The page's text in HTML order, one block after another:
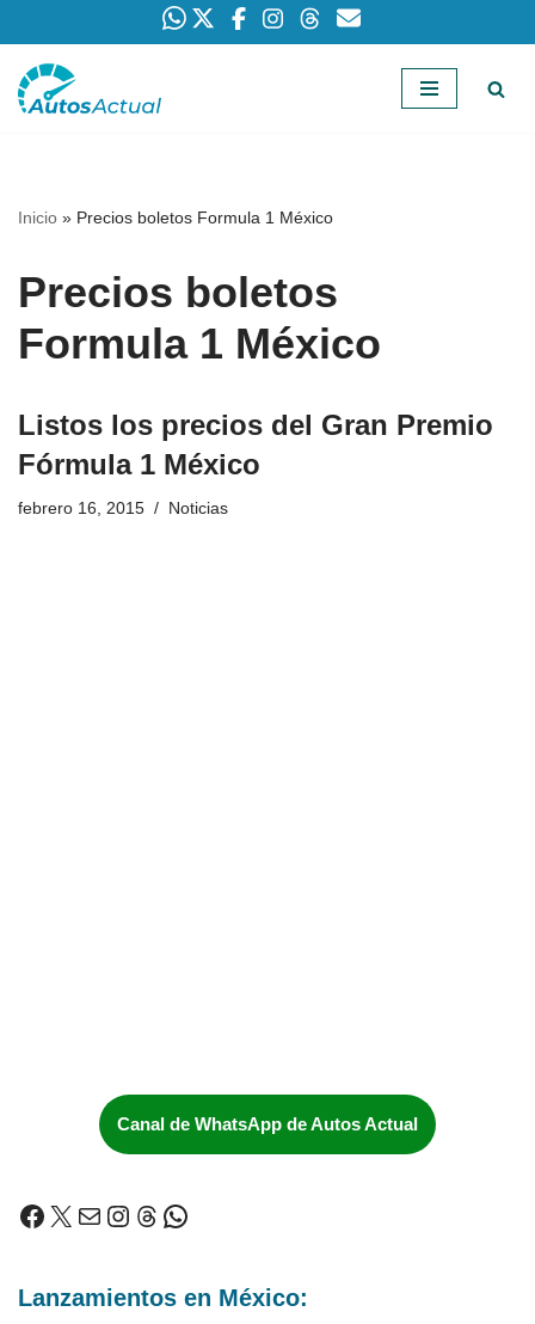
Saltar
Inicio » Precios boletos Formula 1 México
Precios boletos
Formula 1 México
Listos los precios del Gran Premio
Fórmula 1 México
febrero 16, 2015 Noticias
Canal de WhatsApp de Autos Actual
Lanzamientos en México: